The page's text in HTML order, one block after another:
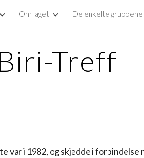
Skip to
Om laget De enkelte gruppene
Biri-Treff
i 1982, og skjedde i forbindelse